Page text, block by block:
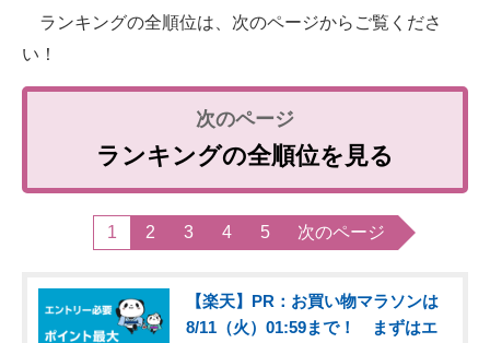
ランキングの全順位は、次のページからご覧くださ
い！
ランキングの全順位を見る
1 2 3 4 5 次のページ
【楽天】PR：お買い物マラソンは
8/11（火）01:59まで！ まずはエ